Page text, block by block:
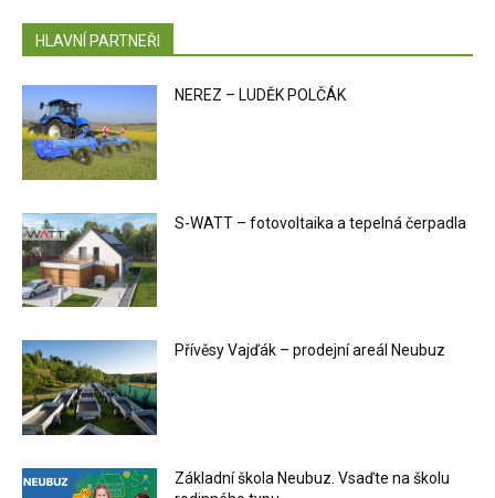
HLAVNÍ PARTNEŘI
NEREZ – LUDĚK POLČÁK
S-WATT – fotovoltaika a tepelná čerpadla
Přívěsy Vajďák – prodejní areál Neubuz
Základní škola Neubuz. Vsaďte na školu